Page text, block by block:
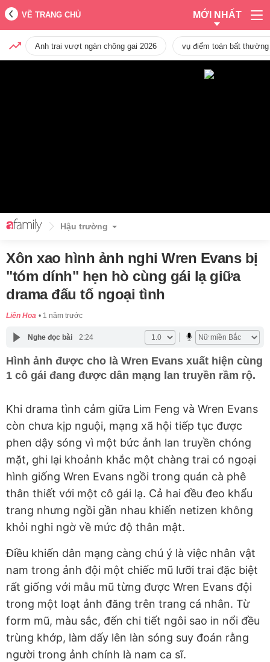
VỀ TRANG CHỦ MỚI NHẤT
Anh trai vượt ngàn chông gai 2026 vụ điểm toán bất
Hậu trường
Xôn xao hình ảnh nghi Wren Evans bị
"tóm dính" hẹn hò cùng gái lạ giữa
drama đấu tố ngoại tình
Liên Hoa 1 năm trước
Nghe đọc bài 2:24
Hình ảnh được cho là Wren Evans xuất hiện cùng
1 cô gái đang được dân mạng lan truyền rầm rộ.
Khi drama tình cảm giữa Lim Feng và Wren Evans
còn chưa kịp nguội, mạng xã hội tiếp tục được
phen dậy sóng vì một bức ảnh lan truyền chóng
mặt, ghi lại khoảnh khắc một chàng trai có ngoại
hình giống Wren Evans ngồi trong quán cà phê
thân thiết với một cô gái lạ. Cả hai đều đeo khẩu
trang nhưng ngồi gần nhau khiến netizen không
khỏi nghi ngờ về mức độ thân mật.
Điều khiến dân mạng càng chú ý là việc nhân vật
nam trong ảnh đội một chiếc mũ lưỡi trai đặc biệt
rất giống với mẫu mũ từng được Wren Evans đội
trong một loạt ảnh đăng trên trang cá nhân. Từ
form mũ, màu sắc, đến chi tiết ngôi sao in nổi đều
trùng khớp, làm dấy lên làn sóng suy đoán rằng
người trong ảnh chính là nam ca sĩ.